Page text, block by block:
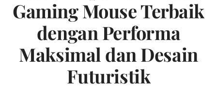
Gaming Mouse Terbaik
dengan Performa
Maksimal dan Desain
Futuristik